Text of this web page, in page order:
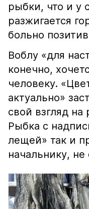
рыбки, что и у
разжигается
больно
Воблу «для
конечно,
человеку.
актуально»
свой взгляд
Рыбка с
лещей» так и
начальнику,